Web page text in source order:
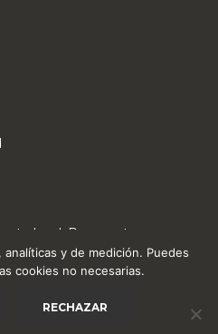
local. Reserva tu mesa,
una tarjeta regalo.
y de medición. Puedes
cookies no necesarias.
RECHAZAR